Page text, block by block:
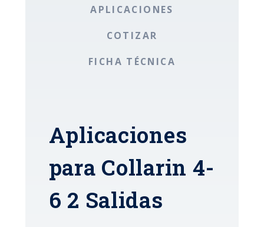
APLICACIONES
COTIZAR
FICHA TÉCNICA
Aplicaciones
para Collarin 4-
6 2 Salidas